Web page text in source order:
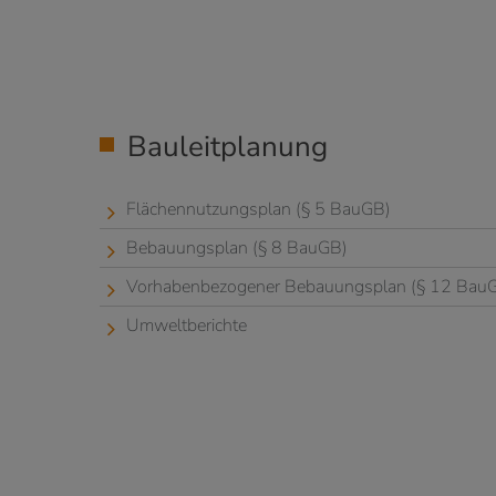
Bauleitplanung
Flächennutzungsplan (§ 5 BauGB)
Bebauungsplan (§ 8 BauGB)
Vorhabenbezogener Bebauungsplan (§ 12
Umweltberichte